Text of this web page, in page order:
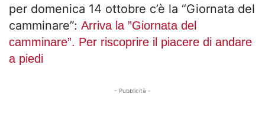
per domenica 14 ottobre c’è la “Giornata del
camminare”: Arriva la ”Giornata del
camminare”. Per riscoprire il piacere di andare
a piedi
- Pubblicità -